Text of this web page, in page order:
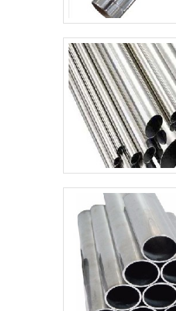
trabalhadores
excelência para toda a
buscar uma empresa
serviços com ótima
custo-benefício,
mas que mostram o
empresa com seus
já foi falado e outras
razão pela qual a Âncora
quando falamos de
de soluções em aço
tudo que há de mais
qualidade final para
dispõe de
experiência para tirar
e melhor
NO SEGMENTOApenas
a solução ideal para
sempre a opção
disponibilizando itens